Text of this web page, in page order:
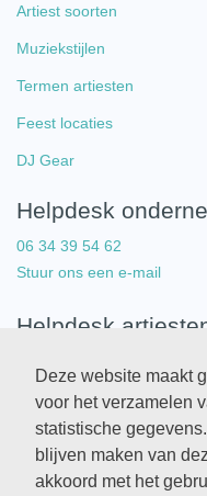
Deze website maakt
voor het verzamelen
statistische
blijven maken van
akkoord met het
Artiest soorten
Muziekstijlen
Termen artiesten
Feest locaties
DJ Gear
Helpdesk
06 34 39 54 62
Stuur ons een e-mail
Helpdesk
Stuur ons een e-mail
Copyright © 2026